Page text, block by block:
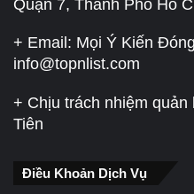
Quận 7, Thành Phố Hồ
+ Email: Mọi Ý Kiến
info@topnlist.com
+ Chịu trách nhiệm quản
Tiên
Điều Khoản Dịch Vụ